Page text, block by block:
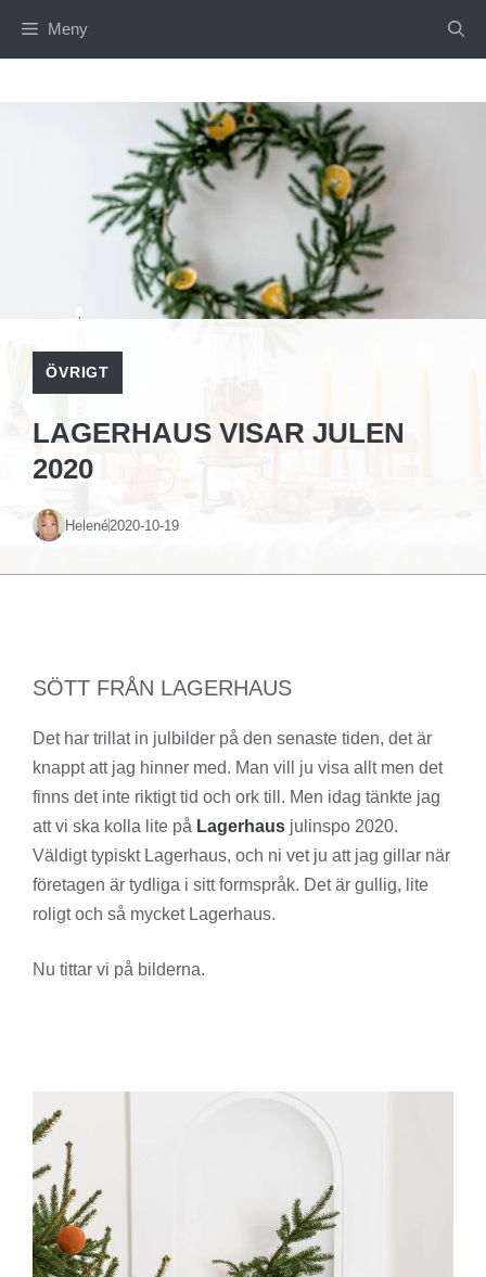
Meny
ÖVRIGT
LAGERHAUS VISAR JULEN
2020
Helené2020-10-19
SÖTT FRÅN LAGERHAUS
Det har trillat in julbilder på den senaste tiden, det är
knappt att jag hinner med. Man vill ju visa allt men det
finns det inte riktigt tid och ork till. Men idag tänkte jag
att vi ska kolla lite på Lagerhaus julinspo 2020.
Väldigt typiskt Lagerhaus, och ni vet ju att jag gillar när
företagen är tydliga i sitt formspråk. Det är gullig, lite
roligt och så mycket Lagerhaus.
Nu tittar vi på bilderna.